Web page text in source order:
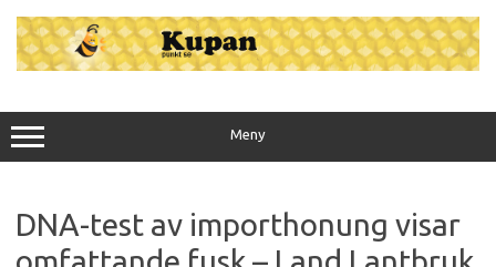
innehåll
Meny
DNA-test av importhonung visar